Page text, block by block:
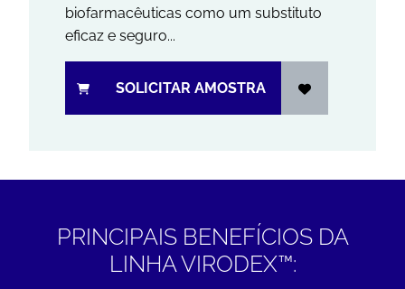
biofarmacêuticas como um substituto
eficaz e seguro...
SOLICITAR AMOSTRA
PRINCIPAIS BENEFÍCIOS DA
LINHA VIRODEX™: